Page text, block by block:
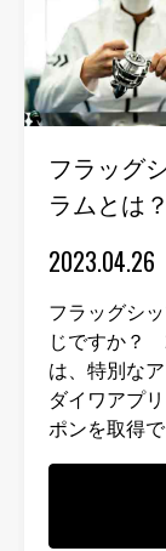
フラッグ
ラムとは？
2023.04.26
フラッグシ
じですか？
は、特別な
ダイワアプ
ポンを取得で